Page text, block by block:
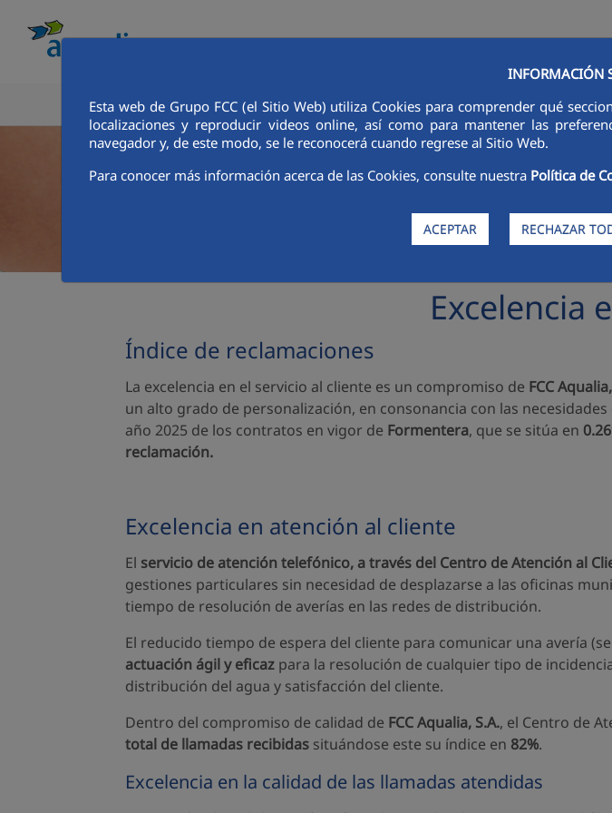
INFORMACIÓN
Esta web de Grupo FCC (el Sitio Web) utiliza Cookies para comprender qué
localizaciones y reproducir videos online, así como para mantener las
navegador y, de este modo, se le reconocerá cuando regrese al Sitio Web.
Para conocer más información acerca de las Cookies, consulte nuestra Política de
ACEPTAR RECHAZAR
CONOCE AQUALIA ANALISTAS E INVERSORES INNOVACIÓN
Excelencia
Índice de reclamaciones
La excelencia en el servicio al cliente es un compromiso de FCC
un alto grado de personalización, en consonancia con las
año 2025 de los contratos en vigor de Formentera, que se sitúa en
reclamación.
Excelencia en atención al cliente
El servicio de atención telefónico, a través del Centro de Atención al
gestiones particulares sin necesidad de desplazarse a las oficinas
tiempo de resolución de averías en las redes de distribución.
El reducido tiempo de espera del cliente para comunicar una avería
actuación ágil y eficaz para la resolución de cualquier tipo de
distribución del agua y satisfacción del cliente.
Dentro del compromiso de calidad de FCC Aqualia, S.A., el Centro de
total de llamadas recibidas situándose este su índice en 82%.
Excelencia en la calidad de las llamadas atendidas